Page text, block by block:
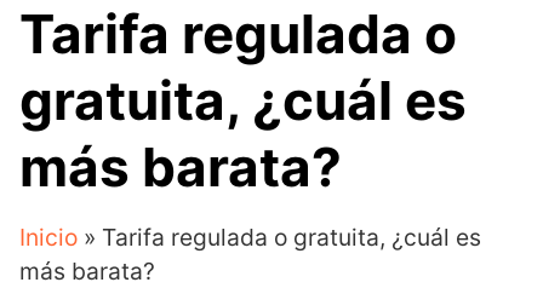
Tarifa regulada o
gratuita, ¿cuál es
más barata?
Inicio » Tarifa regulada o gratuita, ¿cuál es
más barata?